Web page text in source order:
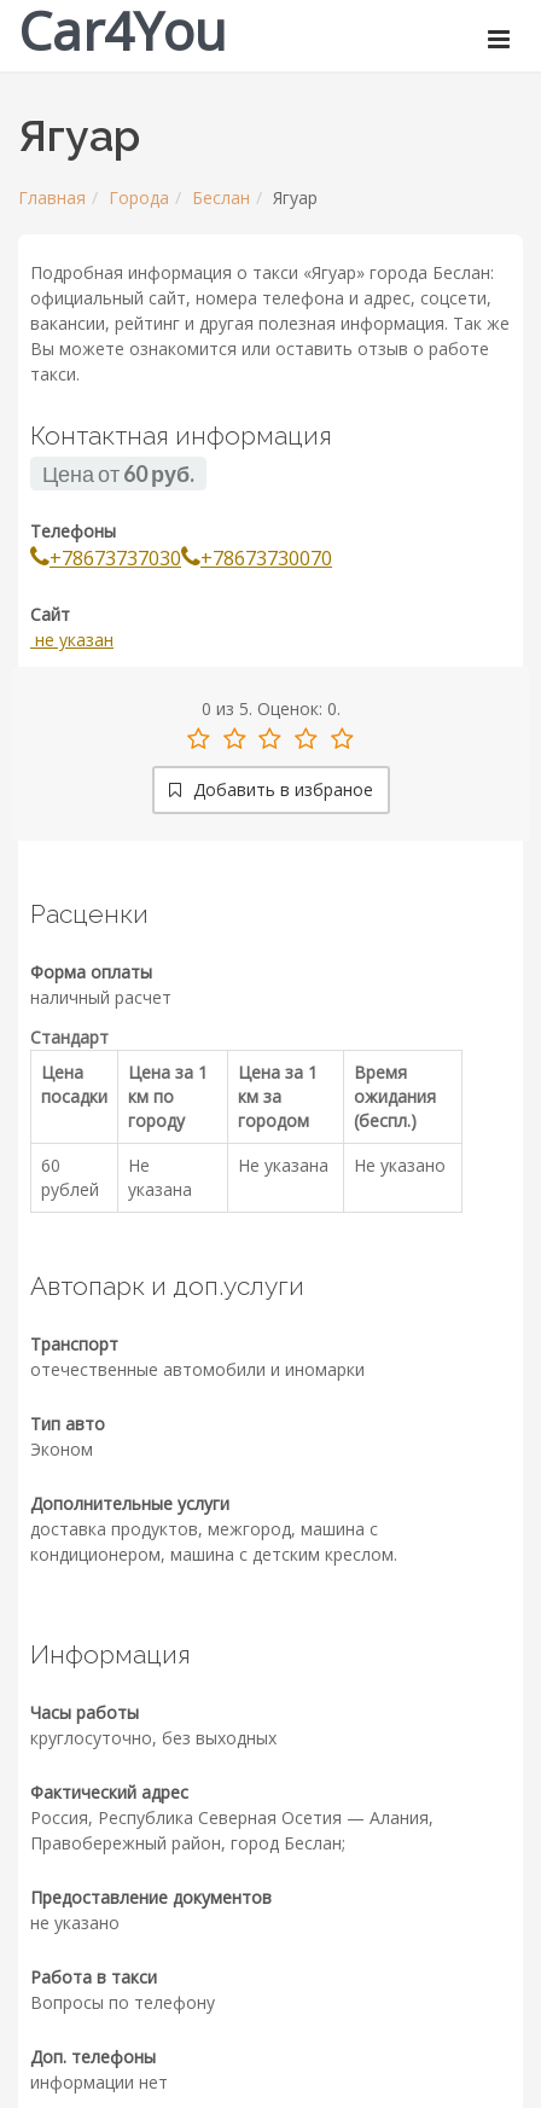
Car4You
Ягуар
Главная Города Беслан Ягуар
Подробная информация о такси «Ягуар» города Беслан:
официальный сайт, номера телефона и адрес, соцсети,
вакансии, рейтинг и другая полезная информация. Так же
Вы можете ознакомится или оставить отзыв о работе
такси.
Контактная информация
Цена от60 руб.
Телефоны
+78673737030 +78673730070
Сайт
не указан
0 из 5. Оценок: 0.
Добавить в избраное
Расценки
Форма оплаты
наличный расчет
Стандарт
Цена
посадки
Цена за 1
км по
городу
Цена за 1
км за
городом
Время
ожидания
(беспл.)
60
рублей
Не
указана
Не указана Не указано
Автопарк и доп.услуги
Транспорт
отечественные автомобили и иномарки
Тип авто
Эконом
Дополнительные услуги
доставка продуктов, межгород, машина с
кондиционером, машина с детским креслом.
Информация
Часы работы
круглосуточно, без выходных
Фактический адрес
Россия, Республика Северная Осетия — Алания,
Правобережный район, город Беслан;
Предоставление документов
не указано
Работа в такси
Вопросы по телефону
Доп. телефоны
информации нет